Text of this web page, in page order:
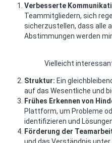
Verbesserte
Teammitgliedern, sich
sicherzustellen, dass alle
Abstimmungen werden
Vielleicht
Struktur: Ein
auf das Wesentliche und
Frühes Erkennen von
Plattform, um Probleme
identifizieren und
Förderung der